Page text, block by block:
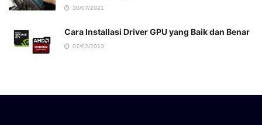
30/07/2021
Cara Installasi Driver GPU yang Baik dan Benar
07/02/2013